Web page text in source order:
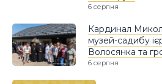
6 серпня
Кардинал
музей-садибу
Волосянка та
6 серпня